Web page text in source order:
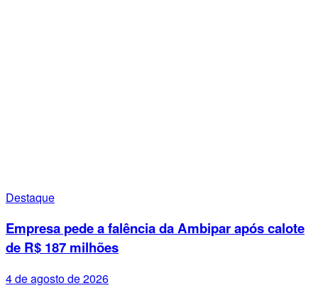
Destaque
Empresa pede a falência da Ambipar após calote
de R$ 187 milhões
4 de agosto de 2026